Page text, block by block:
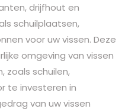
drijfhout en
schuilplaatsen,
voor uw vissen. Deze
omgeving van vissen
zoals schuilen,
te investeren in
van uw vissen